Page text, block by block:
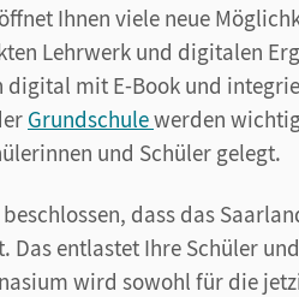
Ihnen viele neue
Lehrwerk und digitalen
mit E-Book und
Grundschulewerden
und Schüler gelegt.
dass das
entlastet Ihre Schüler
wird sowohl für die